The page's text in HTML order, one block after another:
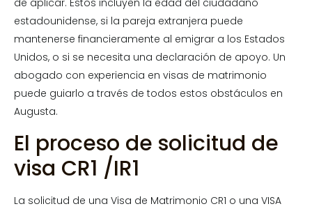
de aplicar. Estos incluyen la edad del ciudadano
estadounidense, si la pareja extranjera puede
mantenerse financieramente al emigrar a los Estados
Unidos, o si se necesita una declaración de apoyo. Un
abogado con experiencia en visas de matrimonio
puede guiarlo a través de todos estos obstáculos en
Augusta.
El proceso de solicitud de
visa CR1 /IR1
La solicitud de una Visa de Matrimonio CR1 o una VISA